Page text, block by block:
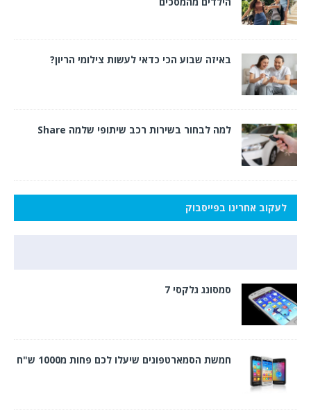
באיזה שבוע הכי כדאי לעשות צילומי הריון?
למה לבחור בשירות רכב שיתופי שלמה Share
לעקוב אחרינו בפייסבוק
סמסונג גלקסי 7
חמשת הסמארטפונים שיעלו לכם פחות מ1000 ש"ח